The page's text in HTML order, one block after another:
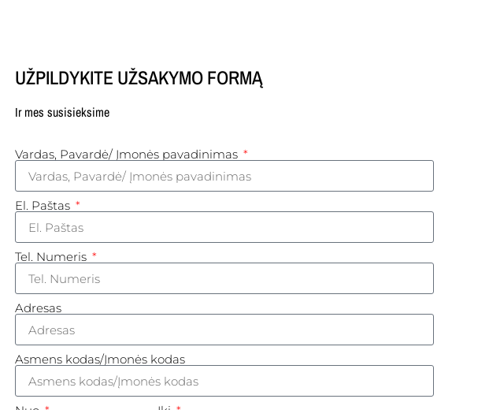
UŽPILDYKITE UŽSAKYMO FORMĄ
Ir mes susisieksime
Vardas, Pavardė/ Įmonės pavadinimas
El. Paštas
Tel. Numeris
Adresas
Asmens kodas/Įmonės kodas